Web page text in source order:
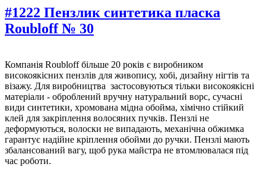
#1222 Пензлик синтетика пласка
Roubloff № 30
Компанія Roubloff більше 20 років є виробником
високоякісних пензлів для живопису, хобі, дизайну нігтів та
візажу. Для виробництва застосовуються тільки високоякісні
матеріали - оброблений вручну натуральний ворс, сучасні
види синтетики, хромована мідна обойма, хімічно стійкий
клей для закріплення волосяних пучків. Пензлі не
деформуються, волоски не випадають, механічна обжимка
гарантує надійне кріплення обойми до ручки. Пензлі мають
збалансований вагу, щоб рука майстра не втомлювалася під
час роботи.